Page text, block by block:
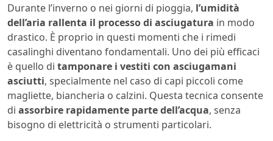
Durante l’inverno o nei giorni di pioggia, l’umidità
dell’aria rallenta il processo di asciugatura in modo
drastico. È proprio in questi momenti che i rimedi
casalinghi diventano fondamentali. Uno dei più efficaci
è quello di tamponare i vestiti con asciugamani
asciutti, specialmente nel caso di capi piccoli come
magliette, biancheria o calzini. Questa tecnica consente
di assorbire rapidamente parte dell’acqua, senza
bisogno di elettricità o strumenti particolari.